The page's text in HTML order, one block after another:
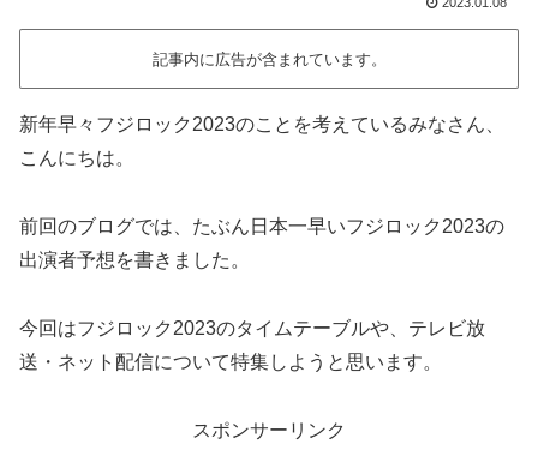
記事内に広告が含まれています。
新年早々フジロック2023のことを考えているみなさん、
こんにちは。
前回のブログでは、たぶん日本一早いフジロック2023の
出演者予想を書きました。
今回はフジロック2023のタイムテーブルや、テレビ放
送・ネット配信について特集しようと思います。
スポンサーリンク